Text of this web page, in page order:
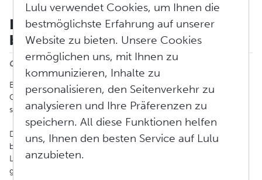
Erfahren Sie mehr über
barrierefreie Ebooks
Geändert am: Fr, Mai 30, 2025 um 5:34 NACHMITTAGS
Bei der Barrierefreiheit von E-Books geht es nicht nur um
Compliance; es geht darum, ein besseres Leseerlebnis für alle zu
schaffen!
Durch die Barrierefreiheit Ihrer E-Books erreichen Sie ein
breiteres und vielfältigeres Publikum, bieten ein inklusives
Leseerlebnis und machen Ihre Inhalte zukunftssicher, da die
globalen Barrierefreiheitsanforderungen steigen.
Lulu verwendet Cookies, um Ihnen die
bestmöglichste Erfahrung auf unserer
Website zu bieten. Unsere Cookies
ermöglichen uns, mit Ihnen zu
kommunizieren, Inhalte zu
personalisieren, den Seitenverkehr zu
analysieren und Ihre Präferenzen zu
speichern. All diese Funktionen helfen
uns, Ihnen den besten Service auf Lulu
anzubieten.